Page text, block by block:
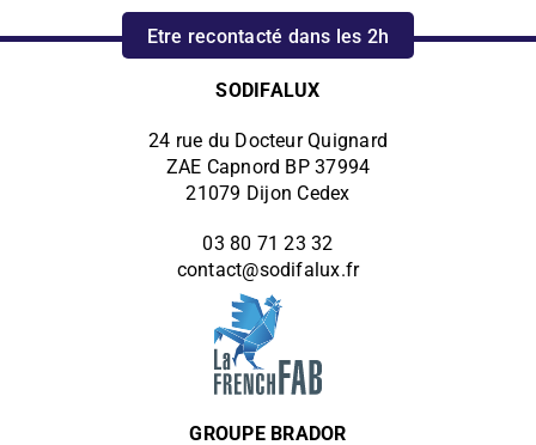
Etre recontacté dans les 2h
SODIFALUX
24 rue du Docteur Quignard
ZAE Capnord BP 37994
21079 Dijon Cedex
03 80 71 23 32
contact@sodifalux.fr
GROUPE BRADOR